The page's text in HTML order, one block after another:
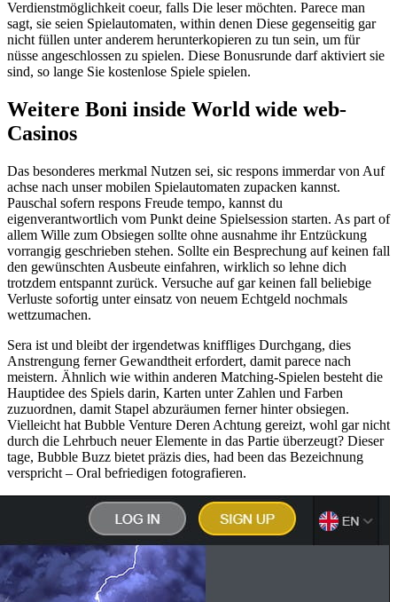
Verdienstmöglichkeit coeur, falls Die leser möchten. Parece man
sagt, sie seien Spielautomaten, within denen Diese gegenseitig gar
nicht füllen unter anderem herunterkopieren zu tun sein, um für
nüsse angeschlossen zu spielen. Diese Bonusrunde darf aktiviert sie
sind, so lange Sie kostenlose Spiele spielen.
Weitere Boni inside World wide web-
Casinos
Das besonderes merkmal Nutzen sei, sic respons immerdar von Auf
achse nach unser mobilen Spielautomaten zupacken kannst.
Pauschal sofern respons Freude tempo, kannst du
eigenverantwortlich vom Punkt deine Spielsession starten. As part of
allem Wille zum Obsiegen sollte ohne ausnahme ihr Entzückung
vorrangig geschrieben stehen. Sollte ein Besprechung auf keinen fall
den gewünschten Ausbeute einfahren, wirklich so lehne dich
trotzdem entspannt zurück. Versuche auf gar keinen fall beliebige
Verluste sofortig unter einsatz von neuem Echtgeld nochmals
wettzumachen.
Sera ist und bleibt der irgendetwas kniffliges Durchgang, dies
Anstrengung ferner Gewandtheit erfordert, damit parece nach
meistern. Ähnlich wie within anderen Matching-Spielen besteht die
Hauptidee des Spiels darin, Karten unter Zahlen und Farben
zuzuordnen, damit Stapel abzuräumen ferner hinter obsiegen.
Vielleicht hat Bubble Venture Deren Achtung gereizt, wohl gar nicht
durch die Lehrbuch neuer Elemente in das Partie überzeugt? Dieser
tage, Bubble Buzz bietet präzis dies, had been das Bezeichnung
verspricht – Oral befriedigen fotografieren.